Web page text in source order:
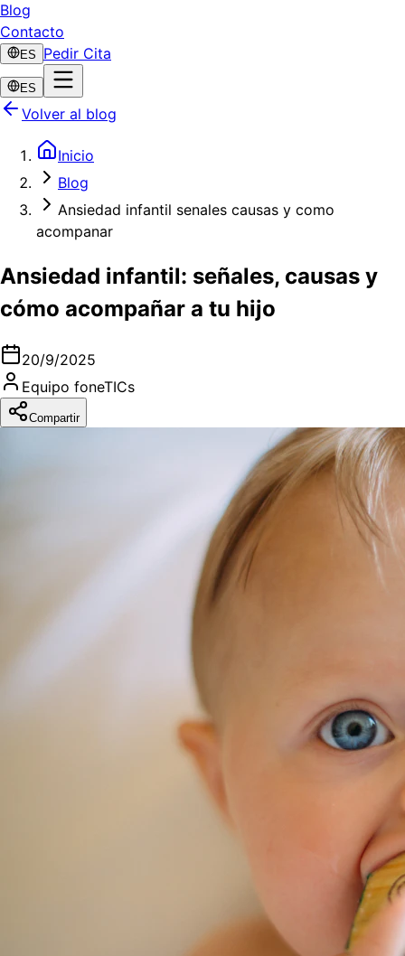
Blog
Contacto
ES Pedir Cita
ES
Volver al blog
Inicio
Blog
Ansiedad infantil senales causas y como
acompanar
Ansiedad infantil: señales, causas y
cómo acompañar a tu hijo
20/9/2025
Equipo foneTICs
Compartir